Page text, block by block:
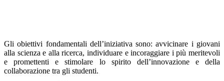
Gli obiettivi fondamentali dell’iniziativa sono: avvicinare i giovani
alla scienza e alla ricerca, individuare e incoraggiare i più meritevoli
e promettenti e stimolare lo spirito dell’innovazione e della
collaborazione tra gli studenti.